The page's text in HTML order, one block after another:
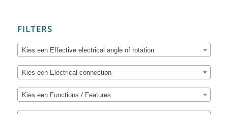
FILTERS
Kies een Effective electrical angle of rotation
Kies een Electrical connection
Kies een Functions / Features